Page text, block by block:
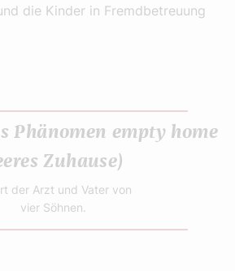
die Kinder in Fremdbetreuung
Phänomen empty home
Zuhause)
der Arzt und Vater von
vier Söhnen.